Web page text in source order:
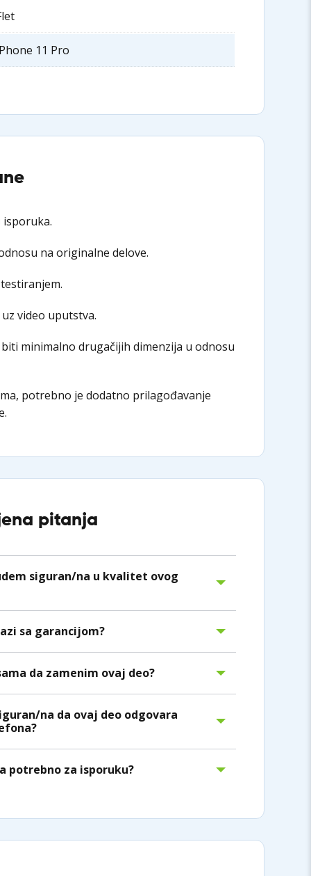
11 Pro
na originalne delove.
video uputstva.
minimalno drugačijih dimenzija u odnosu
potrebno je dodatno prilagođavanje
pitanja
siguran/na u kvalitet ovog
sa garancijom?
da zamenim ovaj deo?
na da ovaj deo odgovara
potrebno za isporuku?